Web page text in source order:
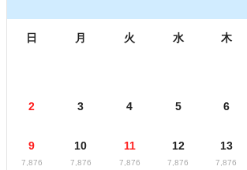
日 月 火 水 木
2 3 4 5 6
9
7,876
10
7,876
11
7,876
12
7,876
13
7,876